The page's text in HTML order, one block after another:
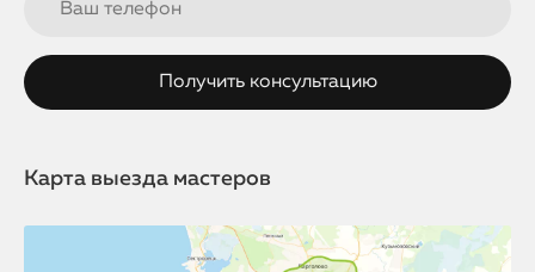
Карта выезда мастеров